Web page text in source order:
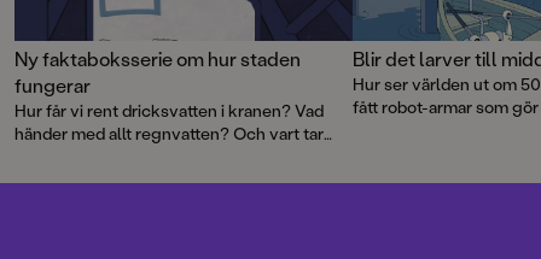
Ny faktaboksserie om hur staden
fungerar
Hur får vi rent dricksvatten i kranen? Vad
händer med allt regnvatten? Och vart tar
Ellen Hall har skrivit en både rolig och
Blir det larver till
Hur ser världen ut om
fått robot-armar som